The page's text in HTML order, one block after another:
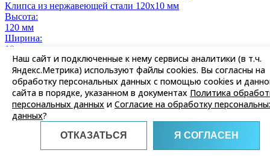
Клипса из нержавеющей стали 120х10 мм
Высота:
120 мм
Ширина:
10 мм
135 руб / шт.
+
Заглушка левая из нержавеющей стали шлифованная 120х10
Наш сайт и подключенные к нему сервисы аналитики (в т.ч.
Яндекс.Метрика) используют файлы cookies. Вы согласны на
обработку персональных данных с помощью cookies и
сайта в порядке, указанном в документах Политика
персональных данных и Согласие на обработку
данных?
ОТКАЗАТЬСЯ Я СОГЛАСЕН